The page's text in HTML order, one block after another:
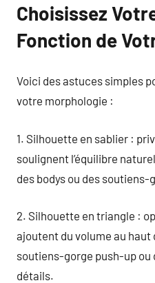
Choisissez
Fonction de
Voici des astuces simples
votre morphologie :
1. Silhouette en sablier :
soulignent l’équilibre
des bodys ou des
2. Silhouette en triangle :
ajoutent du volume au haut
soutiens-gorge push-up ou
détails.